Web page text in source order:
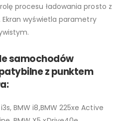
procesu ładowania prosto z
wyświetla parametry
samochodów
z punktem
BMW i8,BMW 225xe Active